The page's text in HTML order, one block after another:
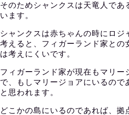
そのためシャンクスは天竜人であ
います。
シャンクスは赤ちゃんの時にロジ
考えると、フィガーランド家との
は考えにくいです。
フィガーランド家が現在もマリー
で、もしマリージョアにいるので
と思われます。
どこかの島にいるのであれば、拠